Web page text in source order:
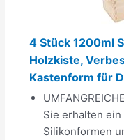
4 Stück 1200ml
Holzkiste,
Kastenform für
Sie erhalten
Silikonformen